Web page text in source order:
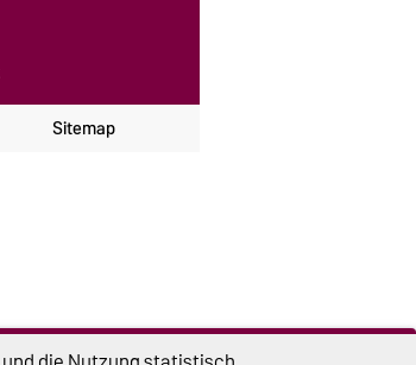
Sitemap